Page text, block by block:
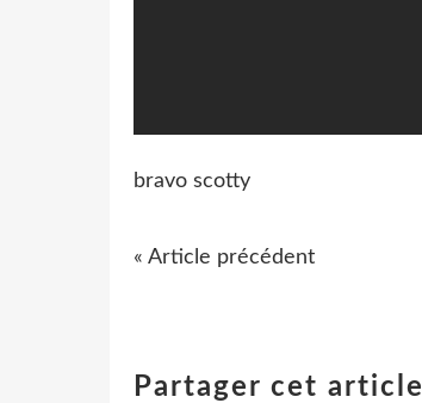
bravo scotty
« Article précédent
Partager cet article